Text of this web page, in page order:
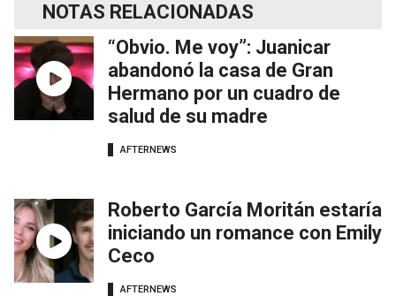
NOTAS RELACIONADAS
“Obvio. Me voy”: Juanicar
abandonó la casa de Gran
Hermano por un cuadro de
salud de su madre
AFTERNEWS
Roberto García Moritán estaría
iniciando un romance con Emily
Ceco
AFTERNEWS